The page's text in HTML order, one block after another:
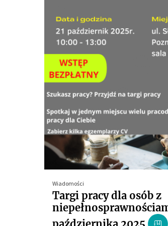
Wiadomości
Targi pracy dla osób z